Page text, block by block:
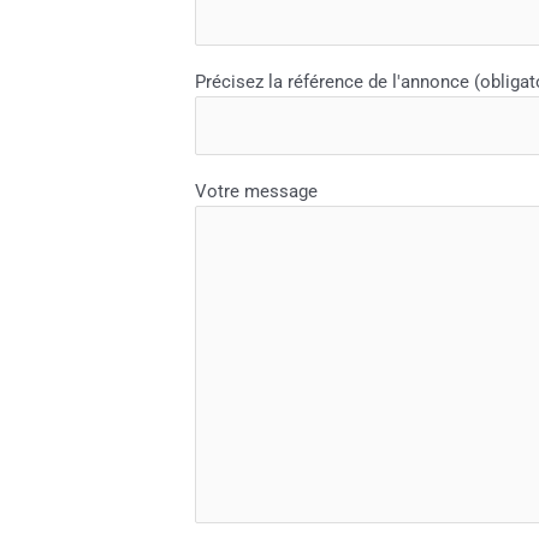
Précisez la référence de l'annonce
Votre message